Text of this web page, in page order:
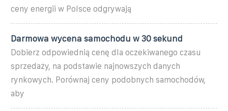
ceny energii w Polsce odgrywają
Darmowa wycena samochodu w 30 sekund
Dobierz odpowiednią cenę dla oczekiwanego czasu
sprzedaży, na podstawie najnowszych danych
rynkowych. Porównaj ceny podobnych samochodów,
aby